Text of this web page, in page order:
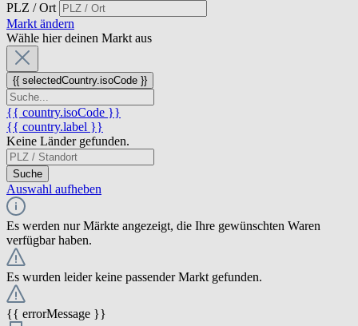
PLZ / Ort
Markt ändern
Wähle hier deinen Markt aus
{{ selectedCountry.isoCode }}
{{ country.isoCode }}
{{ country.label }}
Keine Länder gefunden.
Suche
Auswahl aufheben
Es werden nur Märkte angezeigt, die Ihre gewünschten Waren
verfügbar haben.
Es wurden leider keine passender Markt gefunden.
{{ errorMessage }}